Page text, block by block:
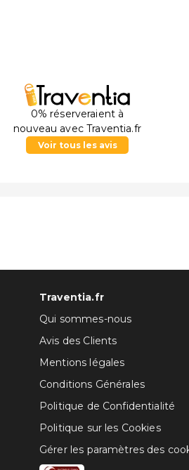
0% réserveraient à
nouveau avec Traventia.fr
Voir tous les avis
Traventia.fr
Qui sommes-nous
Avis des Clients
Mentions légales
Conditions Générales
Politique de Confidentialité
Politique sur les Cookies
Gérer les paramètres des